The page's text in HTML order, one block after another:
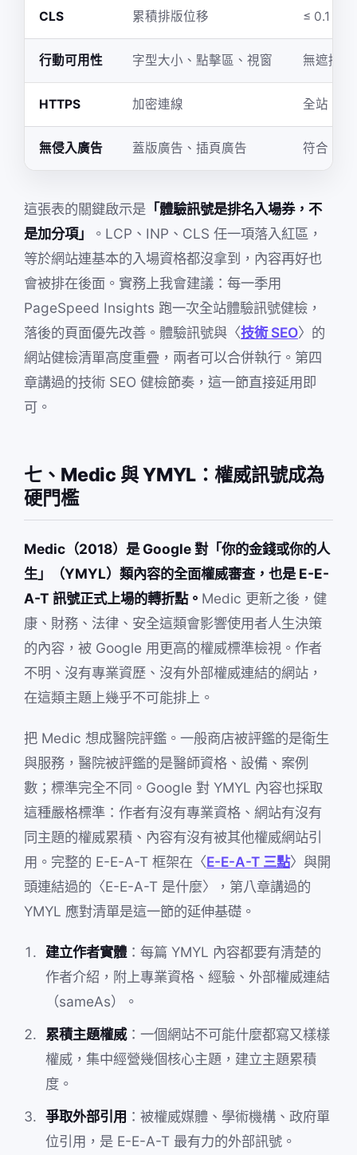
CLS 累積排版位移 ≤ 0.1
行動可用性 字型大小、點擊區、視窗 無遮擋、
HTTPS 加密連線 全站
無侵入廣告 蓋版廣告、插頁廣告 符合
這張表的關鍵啟示是 「體驗訊號是排名入場券，不
是加分項」
。LCP、INP、CLS 任一項落入紅區，
等於網站連基本的入場資格都沒拿到，內容再好也
會被排在後面。實務上我會建議：每一季用
PageSpeed Insights 跑一次全站體驗訊號健檢，
落後的頁面優先改善。體驗訊號與〈技術 SEO〉的
網站健檢清單高度重疊，兩者可以合併執行。第四
章講過的技術 SEO 健檢節奏，這一節直接延用即
可。
七、Medic 與 YMYL：權威訊號成為
硬門檻
Medic（2018）是 Google 對「你的金錢或你的人
生」（YMYL）類內容的全面權威審查，也是 E-E-
A-T 訊號正式上場的轉折點。 Medic 更新之後，健
康、財務、法律、安全這類會影響使用者人生決策
的內容，被 Google 用更高的權威標準檢視。作者
不明、沒有專業資歷、沒有外部權威連結的網站，
在這類主題上幾乎不可能排上。
把 Medic 想成醫院評鑑。一般商店被評鑑的是衛生
與服務，醫院被評鑑的是醫師資格、設備、案例
數；標準完全不同。Google 對 YMYL 內容也採取
這種嚴格標準：作者有沒有專業資格、網站有沒有
同主題的權威累積、內容有沒有被其他權威網站引
用。完整的 E-E-A-T 框架在〈E-E-A-T 三點〉與開
頭連結過的〈E-E-A-T 是什麼〉，第八章講過的
YMYL 應對清單是這一節的延伸基礎。
建立作者實體：每篇 YMYL 內容都要有清楚的
作者介紹，附上專業資格、經驗、外部權威連結
（sameAs）。
累積主題權威：一個網站不可能什麼都寫又樣樣
權威，集中經營幾個核心主題，建立主題累積
度。
爭取外部引用 ：被權威媒體、學術機構、政府單
位引用，是 E-E-A-T 最有力的外部訊號。